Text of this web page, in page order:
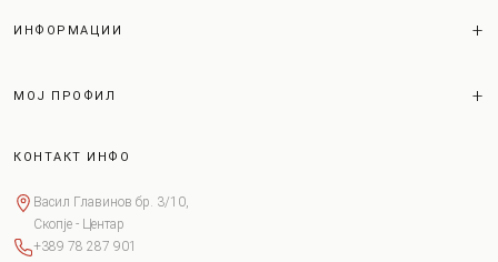
ИНФОРМАЦИИ
МОЈ ПРОФИЛ
КОНТАКТ ИНФО
Васил Главинов бр. 3/10,
Скопје - Центар
+389 78 287 901